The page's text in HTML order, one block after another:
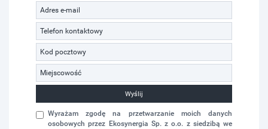
Wyślij
Wyrażam zgodę na przetwarzanie moich danych
osobowych przez Ekosynergia Sp. z o.o. z siedzibą we